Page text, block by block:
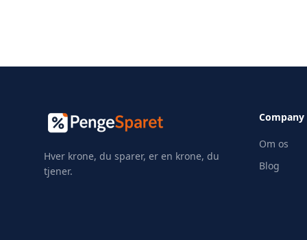
Hver krone, du sparer, er en krone, du
tjener.
Company
Om os
Blog